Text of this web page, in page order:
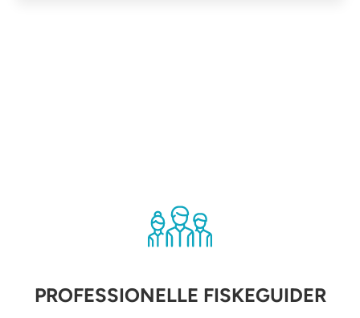
PROFESSIONELLE FISKEGUIDER